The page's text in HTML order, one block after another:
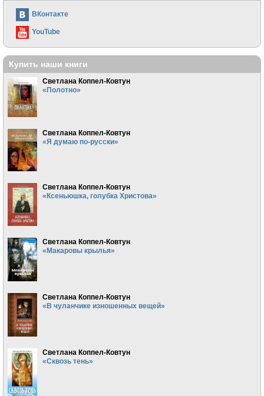
ВКонтакте
YouTube
Купить наши книги
Светлана Коппел-Ковтун
«Полотно»
Светлана Коппел-Ковтун
«Я думаю по-русски»
Светлана Коппел-Ковтун
«Ксеньюшка, голубка Христова»
Светлана Коппел-Ковтун
«Макаровы крылья»
Светлана Коппел-Ковтун
«В чуланчике изношенных вещей»
Светлана Коппел-Ковтун
«Сквозь тень»